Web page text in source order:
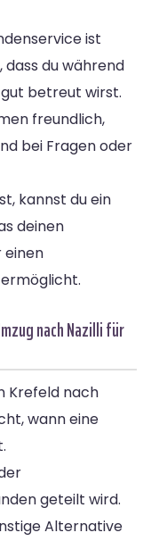
ist
du während
betreut wirst.
freundlich,
bei Fragen oder
kannst du ein
deinen
einen
nach Nazilli für
Krefeld nach
wann eine
geteilt wird.
Alternative